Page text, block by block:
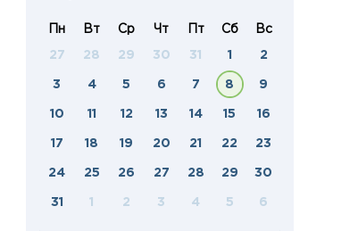
Пн Вт Ср Чт Пт Сб Вс
27 28 29 30 31 1 2
3 4 5 6 7 8 9
10 11 12 13 14 15 16
17 18 19 20 21 22 23
24 25 26 27 28 29 30
31 1 2 3 4 5 6